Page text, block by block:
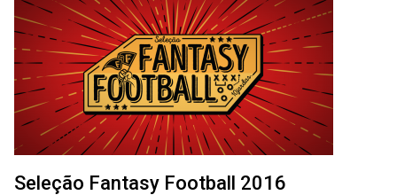
Seleção Fantasy Football 2016